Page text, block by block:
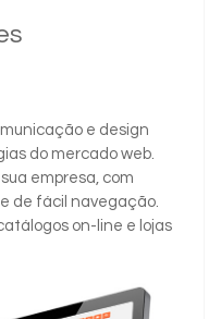
e design
do mercado web.
empresa, com
de fácil navegação.
on-line e lojas